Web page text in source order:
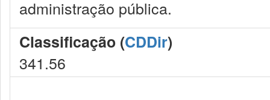
administração pública.
Classificação (CDDir)
341.56